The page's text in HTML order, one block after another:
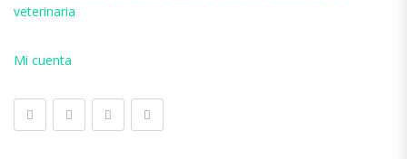
veterinaria
Mi cuenta